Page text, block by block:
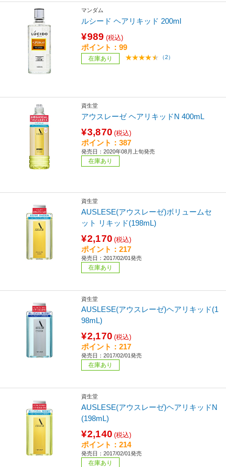
マンダム
ルシード ヘアリキッド 200ml
¥989 (税込)
ポイント：99
在庫あり （2）
資生堂
アウスレーゼ ヘアリキッドN 400mL
¥3,870 (税込)
ポイント：387
発売日：2020年08月上旬発売
在庫あり
資生堂
AUSLESE(アウスレーゼ)ボリュームセ
ット リキッド(198mL)
¥2,170 (税込)
ポイント：217
発売日：2017/02/01発売
在庫あり
資生堂
AUSLESE(アウスレーゼ)ヘアリキッド(1
98mL)
¥2,170 (税込)
ポイント：217
発売日：2017/02/01発売
在庫あり
資生堂
AUSLESE(アウスレーゼ)ヘアリキッドN
(198mL)
¥2,140 (税込)
ポイント：214
発売日：2017/02/01発売
在庫あり